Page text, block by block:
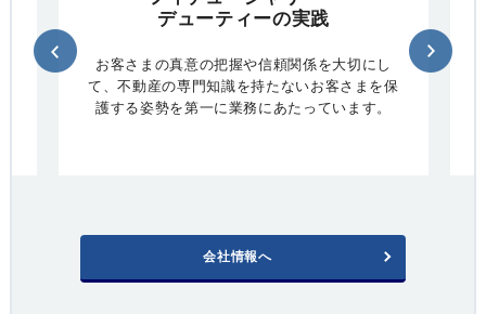
デューティーの実践
お客さまの真意の把握や信頼関係を大切にし
て、不動産の専門知識を持たないお客さまを保
護する姿勢を第一に業務にあたっています。
会社情報へ